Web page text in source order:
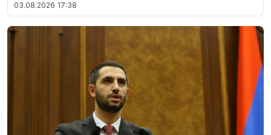
03.08.2026 17:38